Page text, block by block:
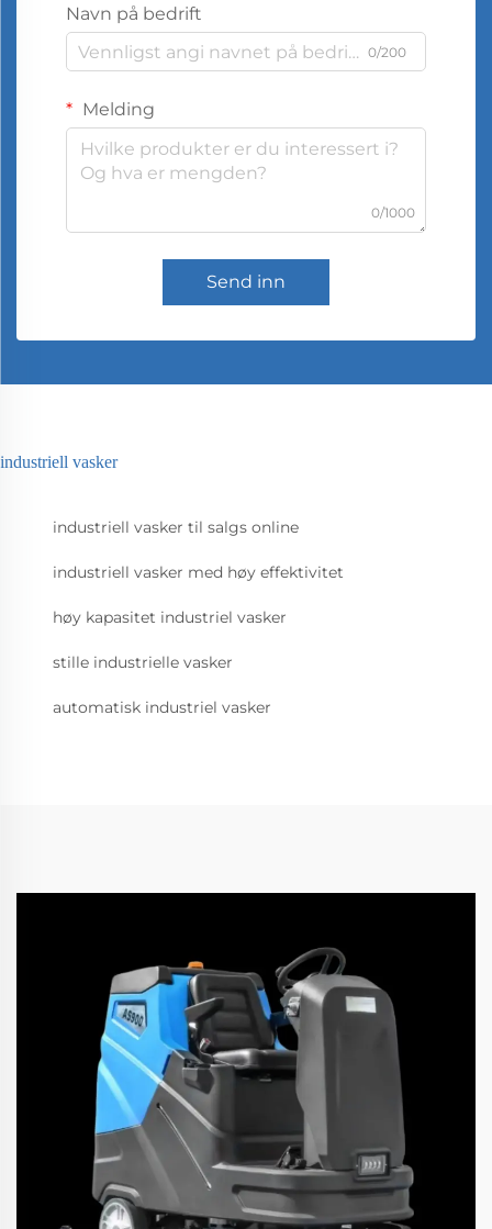
Navn på bedrift
0/200
Melding
0/1000
Send inn
industriell vasker
industriell vasker til salgs online
industriell vasker med høy effektivitet
høy kapasitet industriel vasker
stille industrielle vasker
automatisk industriel vasker